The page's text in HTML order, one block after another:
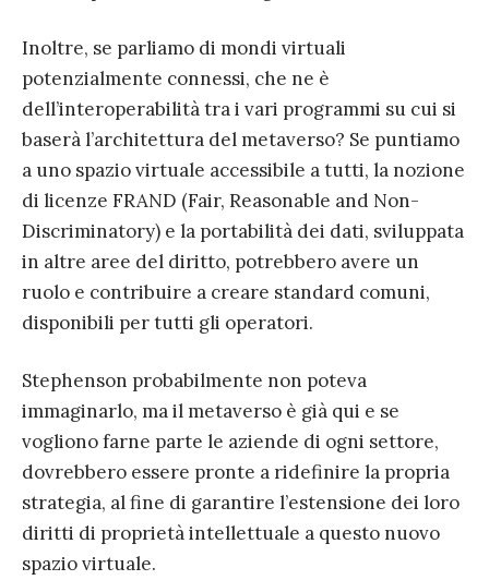
Inoltre, se parliamo di mondi virtuali
potenzialmente connessi, che ne è
dell’interoperabilità tra i vari programmi su cui si
baserà l’architettura del metaverso? Se puntiamo
a uno spazio virtuale accessibile a tutti, la nozione
di licenze FRAND (Fair, Reasonable and Non-
Discriminatory) e la portabilità dei dati, sviluppata
in altre aree del diritto, potrebbero avere un
ruolo e contribuire a creare standard comuni,
disponibili per tutti gli operatori.
Stephenson probabilmente non poteva
immaginarlo, ma il metaverso è già qui e se
vogliono farne parte le aziende di ogni settore,
dovrebbero essere pronte a ridefinire la propria
strategia, al fine di garantire l’estensione dei loro
diritti di proprietà intellettuale a questo nuovo
spazio virtuale.